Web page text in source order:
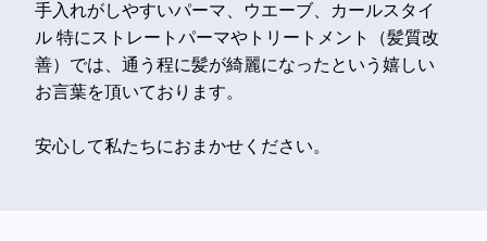
手入れがしやすいパーマ、ウエーブ、カールスタイ
ル 特にストレートパーマやトリートメント（髪質改
善）では、通う程に髪が綺麗になったという嬉しい
お言葉を頂いております。
安心して私たちにおまかせください。